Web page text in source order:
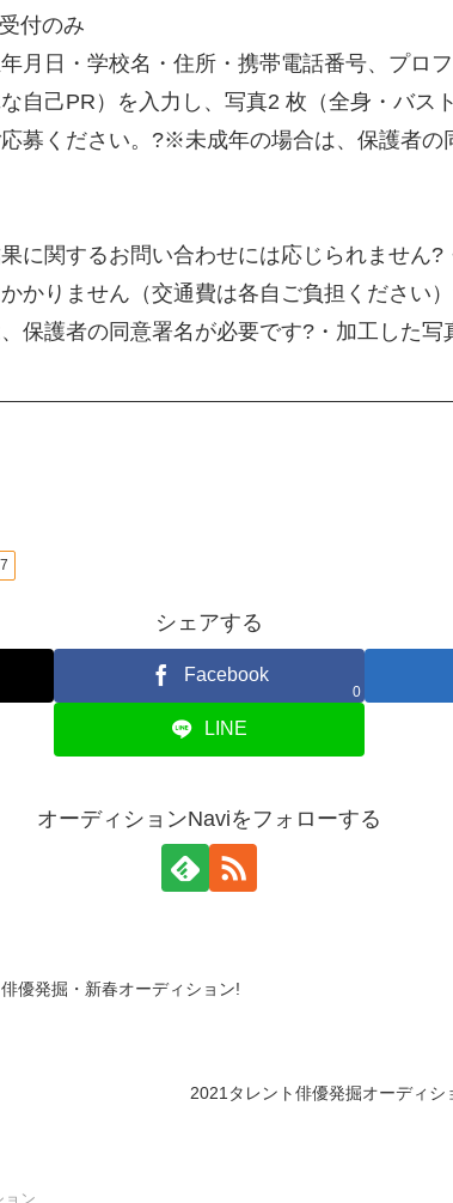
付のみ
月日・学校名・住所・携帯電話番号、プロ
自己PR）を入力し、写真2 枚（全身・バス
募ください。?※未成年の場合は、保護者の
果に関するお問い合わせには応じられません?
かりません（交通費は各自ご負担ください
保護者の同意署名が必要です?・加工した写
シェアする
Facebook
0
LINE
オーディションNaviをフォローする
優発掘・新春オーディション!
2021タレント俳優発掘オーディシ
ョン